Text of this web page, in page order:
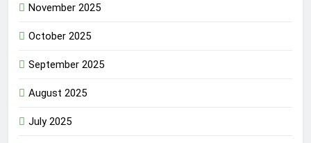
November 2025
October 2025
September 2025
August 2025
July 2025